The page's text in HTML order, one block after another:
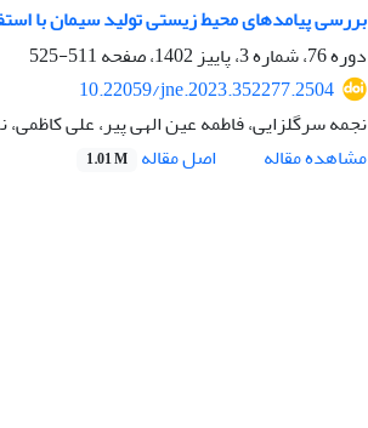
بررسی پیامدهای محیط‌ زیستی تولید سیمان با
دوره 76، شماره 3، پاییز 1402، صفحه
511-525
10.22059/jne.2023.352277.2504
نجمه سرگلزایی، فاطمه عین الهی پیر، علی
مشاهده مقاله
اصل مقاله 1.01 M